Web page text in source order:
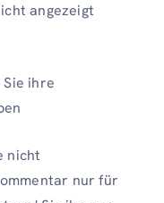
angezeigt
ihre
nicht
nur für